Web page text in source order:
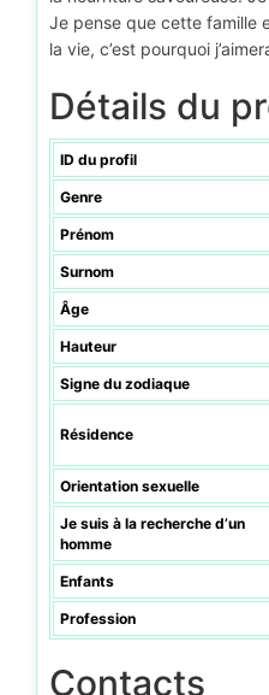
Je pense que cette famille
la vie, c’est pourquoi
Détails du
ID du profil
Genre
Prénom
Surnom
Âge
Hauteur
Signe du zodiaque
Résidence
Orientation sexuelle
Je suis à la recherche d’un
homme
Enfants
Profession
Contacts